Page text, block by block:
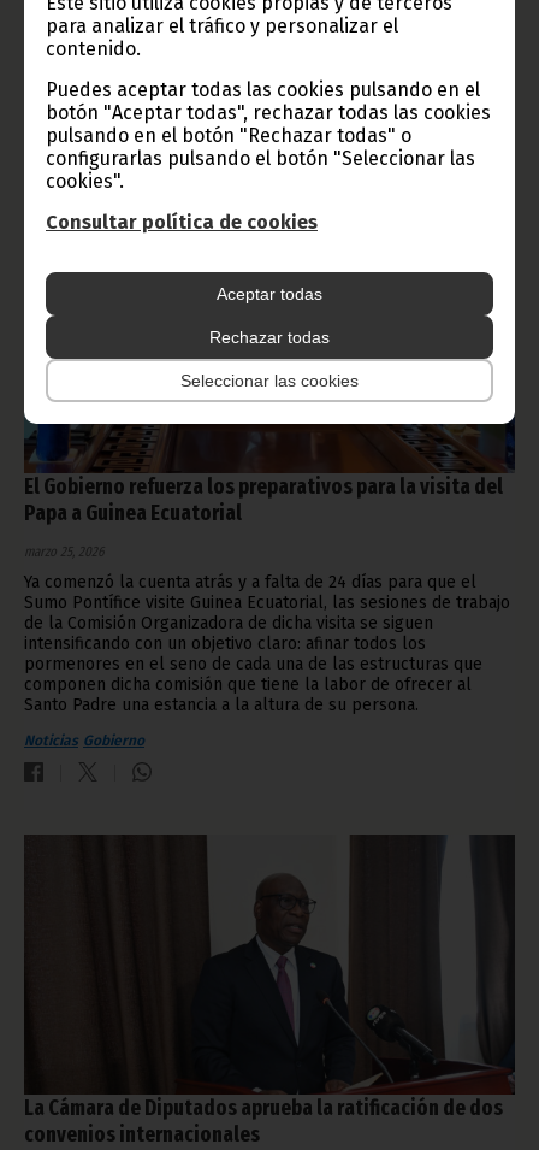
para analizar el tráfico y personalizar el
contenido.
Puedes aceptar todas las cookies pulsando en el
botón "Aceptar todas", rechazar todas las cookies
pulsando en el botón "Rechazar todas" o
configurarlas pulsando el botón "Seleccionar las
cookies".
Consultar política de cookies
Aceptar todas
Rechazar todas
Seleccionar las cookies
estudio preliminar del proyecto de Ley de Transparencia y del
Proyecto de Ley por la que se crea la Universidad Obiang
legales a las necesidades y en beneficio de la población.
Noticias Gobierno
El Gobierno refuerza los preparativos para la visita del
Papa a Guinea Ecuatorial
marzo 25, 2026
Ya comenzó la cuenta atrás y a falta de 24 días para que el
Sumo Pontífice visite Guinea Ecuatorial, las sesiones de trabajo
de la Comisión Organizadora de dicha visita se siguen
intensificando con un objetivo claro: afinar todos los
pormenores en el seno de cada una de las estructuras que
componen dicha comisión que tiene la labor de ofrecer al
Santo Padre una estancia a la altura de su persona.
Noticias Gobierno
La Cámara de Diputados aprueba la ratificación de dos
convenios internacionales